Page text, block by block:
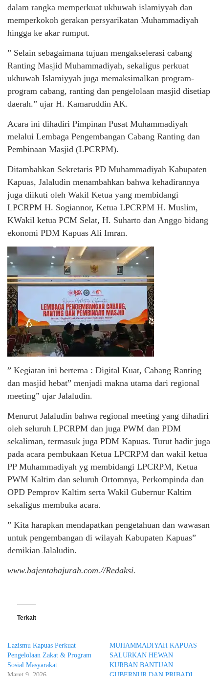
dalam rangka memperkuat ukhuwah islamiyyah dan
memperkokoh gerakan persyarikatan Muhammadiyah
hingga ke akar rumput.
” Selain sebagaimana tujuan mengakselerasi cabang
Ranting Masjid Muhammadiyah, sekaligus perkuat
ukhuwah Islamiyyah juga memaksimalkan program-
program cabang, ranting dan pengelolaan masjid disetiap
daerah.” ujar H. Kamaruddin AK.
Acara ini dihadiri Pimpinan Pusat Muhammadiyah
melalui Lembaga Pengembangan Cabang Ranting dan
Pembinaan Masjid (LPCRPM).
Ditambahkan Sekretaris PD Muhammadiyah Kabupaten
Kapuas, Jalaludin menambahkan bahwa kehadirannya
juga diikuti oleh Wakil Ketua yang membidangi
LPCRPM H. Sogiannor, Ketua LPCRPM H. Muslim,
KWakil ketua PCM Selat, H. Suharto dan Anggo bidang
ekonomi PDM Kapuas Ali Imran.
” Kegiatan ini bertema : Digital Kuat, Cabang Ranting
dan masjid hebat” menjadi makna utama dari regional
meeting” ujar Jalaludin.
Menurut Jalaludin bahwa regional meeting yang dihadiri
oleh seluruh LPCRPM dan juga PWM dan PDM
sekaliman, termasuk juga PDM Kapuas. Turut hadir juga
pada acara pembukaan Ketua LPCRPM dan wakil ketua
PP Muhammadiyah yg membidangi LPCRPM, Ketua
PWM Kaltim dan seluruh Ortomnya, Perkompinda dan
OPD Pemprov Kaltim serta Wakil Gubernur Kaltim
sekaligus membuka acara.
” Kita harapkan mendapatkan pengetahuan dan wawasan
untuk pengembangan di wilayah Kabupaten Kapuas”
demikian Jalaludin.
www.bajentabajurah.com.//Redaksi.
Terkait
Lazismu Kapuas Perkuat
Pengelolaan Zakat & Program
Sosial Masyarakat
MUHAMMADIYAH KAPUAS
SALURKAN HEWAN
KURBAN BANTUAN